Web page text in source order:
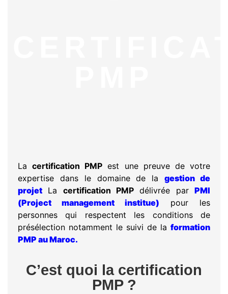
Lacertification PMP est une preuve de votre
expertise dans le domaine de lagestion de
projet La certification PMP délivrée parPMI
(Project management institue) pour les
personnes qui respectent les conditions de
présélection notamment le suivi de la formation
PMP au Maroc.
C’est quoi la certification
PMP ?